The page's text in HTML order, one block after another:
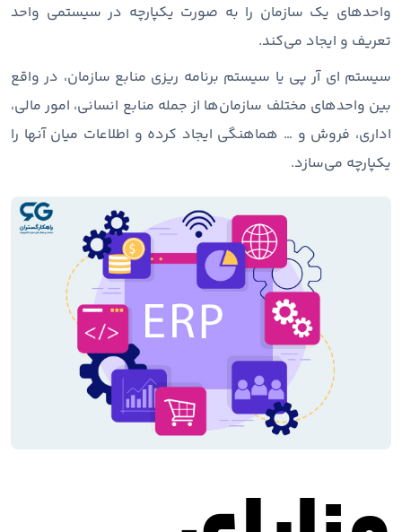
واحدهای یک سازمان را به صورت یکپارچه در سیستمی واحد
تعریف و ایجاد می‌کند.
سیستم ای آر پی یا سیستم برنامه ریزی منابع سازمان، در واقع
بین واحدهای مختلف سازمان‌ها از جمله منابع انسانی، امور مالی،
اداری، فروش و … هماهنگی ایجاد کرده و اطلاعات میان آنها را
یکپارچه می‌سازد.